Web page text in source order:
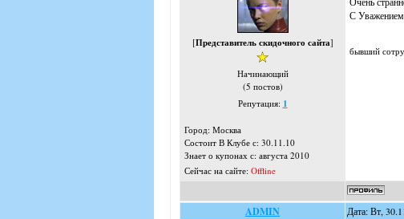
[Представитель скидочного сайта]
Начинающий
(5 постов)
Репутация: 1
Город: Москва
Состоит В Клубе с: 30.11.10
Знает о купонах с: августа 2010
Сейчас на сайте: Offline
С
бывший
ADMIN Дата: Вт,